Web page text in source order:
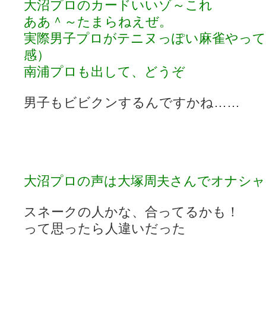
大沼プロのカードいいゾ～これ
ああ＾～たまらねえぜ。
実際男子プロがテニヌっぽい麻雀やっ
感）
南浦プロも出して、どうぞ
男子もビビクンするんですかね……
大沼プロの声は大塚周夫さんでオナシ
スネークの人かな、合ってるかも！
って思ったら人違いだった